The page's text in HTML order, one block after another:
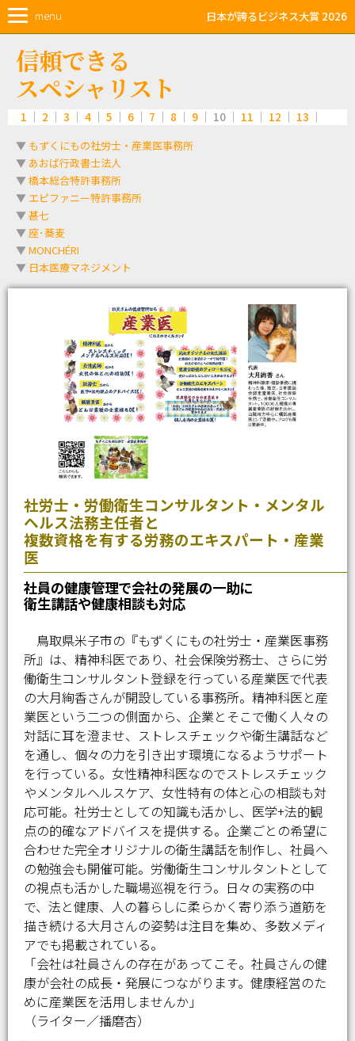
menu 日本が誇るビジネス大賞 2026
信頼できる
スペシャリスト
1 2 3 4 5 6 7 8 9 ｜ 10 ｜ 11 12 13
▼ もずくにもの社労士・産業医事務所
▼ あおば行政書士法人
▼橋本総合特許事務所
▼ エピファニー特許事務所
▼甚七
▼座･蕎麦
▼MONCHÉRI
▼ 日本医療マネジメント
社労士・労働衛生コンサルタント・メンタル
ヘルス法務主任者と
複数資格を有する労務のエキスパート・産業
医
社員の健康管理で会社の発展の一助に
衛生講話や健康相談も対応
鳥取県米子市の『もずくにもの社労士・産業医事務
所』は、精神科医であり、社会保険労務士、さらに労
働衛生コンサルタント登録を行っている産業医で代表
の大月絢香さんが開設している事務所。精神科医と産
業医という二つの側面から、企業とそこで働く人々の
対話に耳を澄ませ、ストレスチェックや衛生講話など
を通し、個々の力を引き出す環境になるようサポート
を行っている。女性精神科医なのでストレスチェック
やメンタルヘルスケア、女性特有の体と心の相談も対
応可能。社労士としての知識も活かし、医学+法的観
点の的確なアドバイスを提供する。企業ごとの希望に
合わせた完全オリジナルの衛生講話を制作し、社員へ
の勉強会も開催可能。労働衛生コンサルタントとして
の視点も活かした職場巡視を行う。日々の実務の中
で、法と健康、人の暮らしに柔らかく寄り添う道筋を
描き続ける大月さんの姿勢は注目を集め、多数メディ
アでも掲載されている。
「会社は社員さんの存在があってこそ。社員さんの健
康が会社の成長・発展につながります。健康経営のた
めに産業医を活用しませんか」
（ライター／播磨杏）